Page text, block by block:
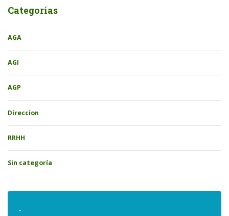
Categorías
AGA
AGI
AGP
Direccion
RRHH
Sin categoría
.